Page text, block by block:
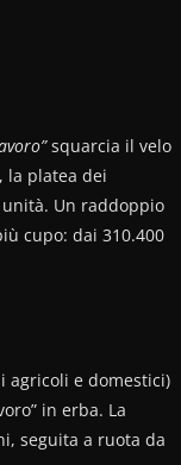
squarcia il velo
la platea dei
Un raddoppio
cupo: dai 310.400
agricoli e domestici)
in erba. La
seguita a ruota da